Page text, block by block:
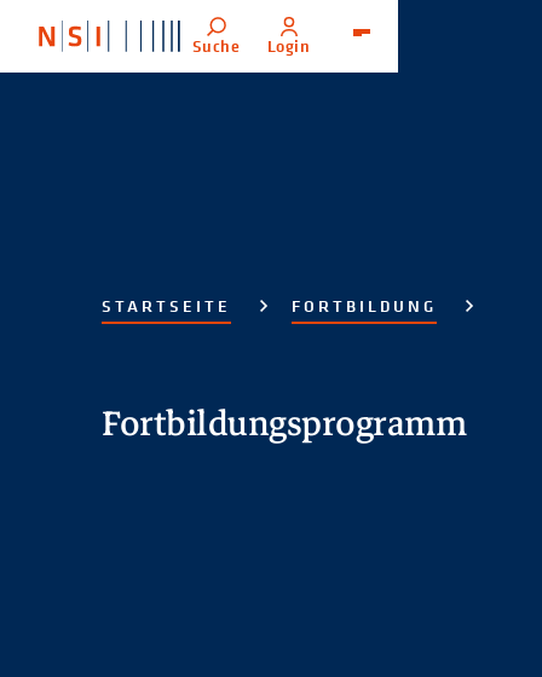
Suche Login
STARTSEITE FORTBILDUNG
Fortbildungsprogramm